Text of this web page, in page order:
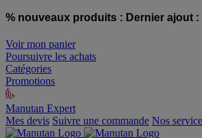
% nouveaux produits : Dernier ajout :
Voir mon panier
Poursuivre les achats
Catégories
Promotions
Manutan Expert
offre reconditionnée
Mes devis Suivre une commande Nos services